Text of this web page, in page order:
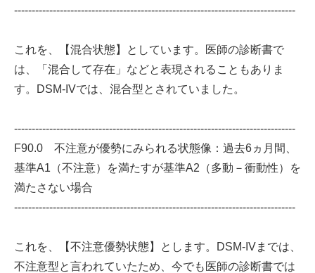
--------------------------------------------------------------------------------
これを、【混合状態】としています。医師の診断書で
は、「混合して存在」などと表現されることもありま
す。DSM-IVでは、混合型とされていました。
--------------------------------------------------------------------------------
F90.0 不注意が優勢にみられる状態像：過去6ヵ月間、
基準A1（不注意）を満たすが基準A2（多動－衝動性）を
満たさない場合
--------------------------------------------------------------------------------
これを、【不注意優勢状態】とします。DSM-IVまでは、
不注意型と言われていたため、今でも医師の診断書では